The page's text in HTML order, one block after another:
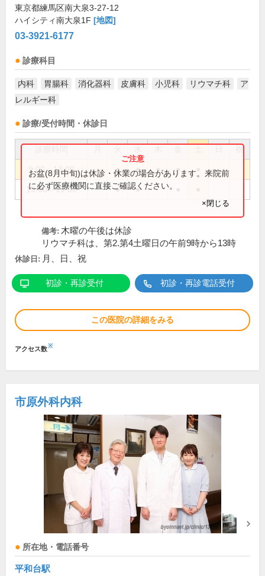
東京都練馬区南大泉3-27-12
ハイシティ南大泉1F [地図]
03-3921-6177
診療科目
内科 胃腸科 消化器科 皮膚科 小児科 リウマチ科
ア
レルギー科
診療/受付時間・休診日
祝
9:00～13:00 ● ● ● ●
15:00～19:00 ● ●
お盆(8月中旬)は休診・休業の場合があります。来院前
に必ず医療機関に直接ご確認ください。
×閉じる
備考: 木曜の午後は休診
リウマチ科は、第2.第4土曜日の午前9時から13時
休診日: 月、日、祝
初診・再診受付 初診・再診電話受付
この医院の詳細をみる
アクセス数※
市原外科内科
所在地・電話番号
平和台駅